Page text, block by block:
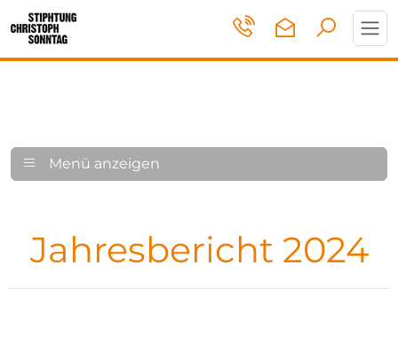
Menü anzeigen
Jahresbericht 2024